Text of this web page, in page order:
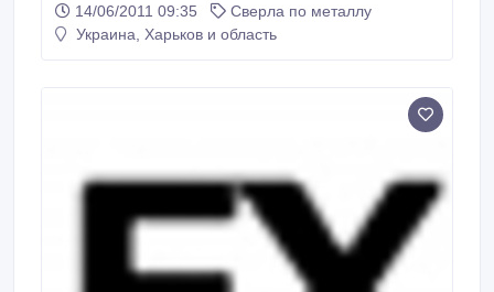
•сверло по металлу из быстрорежущей стали Р6М5,
шлифованные и с титановым покрытием; •сверло
14/06/2011 09:35
Сверла по металлу
Украина, Харьков и область